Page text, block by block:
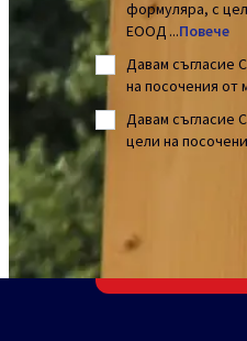
формуляра, с
ЕООД ...Повече
Давам съгласие
на посочения от
Давам съгласие
цели на